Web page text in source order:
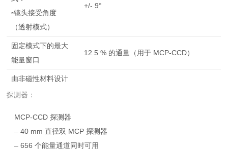
▫镜头接受角度
（透射模式）
+/- 9°
固定模式下的最大
能量窗口
12.5 % 的通量（用于 MCP-CCD）
由非磁性材料设计
探测器：
MCP-CCD 探测器
– 40 mm 直径双 MCP 探测器
– 656 个能量通道同时可用